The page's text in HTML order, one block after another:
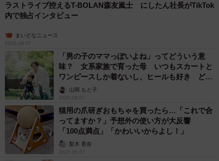
ラストライブ控えるT-BOLAN森友嵐士 にしたん社長がTikTok
内で独占インタビュー
まいどなニュース
2026.08.07
「男の子のママっぽいよね」ってどういう意
味？ 女系家族で育った母 いつもスカートと
ワンピースしか着ないし、ヒールも好き どの
へんが…
山岡 もと子
2026.08.07
猫用の爪研ぎおもちゃを買ったら…「これで合
ってますか？」予想外の使い方が大反響
「100点満点」「かわいいからよし！」
梨木 香奈
2026.08.07